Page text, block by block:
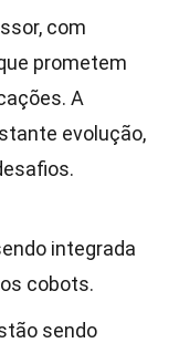
com
prometem
A
evolução,
integrada
cobots.
sendo